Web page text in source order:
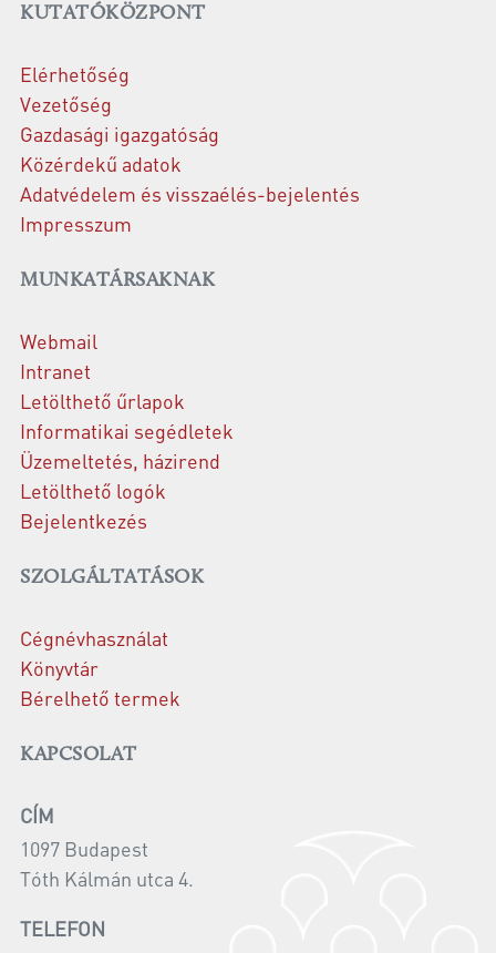
KUTATÓKÖZPONT
Elérhetőség
Vezetőség
Gazdasági igazgatóság
Közérdekű adatok
Adatvédelem és visszaélés-bejelentés
Impresszum
MUNKATÁRSAKNAK
Webmail
Intranet
Letölthető űrlapok
Informatikai segédletek
Üzemeltetés, házirend
Letölthető logók
Bejelentkezés
SZOLGÁLTATÁSOK
Cégnévhasználat
Könyvtár
Bérelhető termek
KAPCSOLAT
CÍM
1097 Budapest
Tóth Kálmán utca 4.
TELEFON